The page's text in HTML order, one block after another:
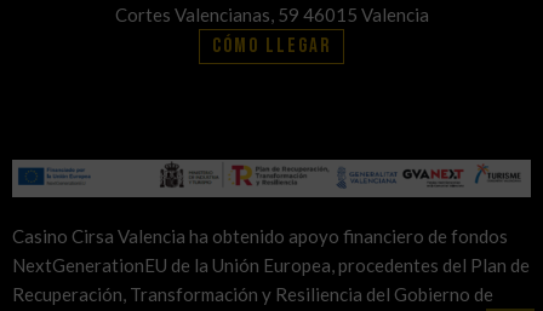
Cortes Valencianas, 59 46015 Valencia
Cómo llegar
Casino Cirsa Valencia ha obtenido apoyo financiero de fondos
NextGenerationEU de la Unión Europea, procedentes del Plan de
Recuperación, Transformación y Resiliencia del Gobierno de